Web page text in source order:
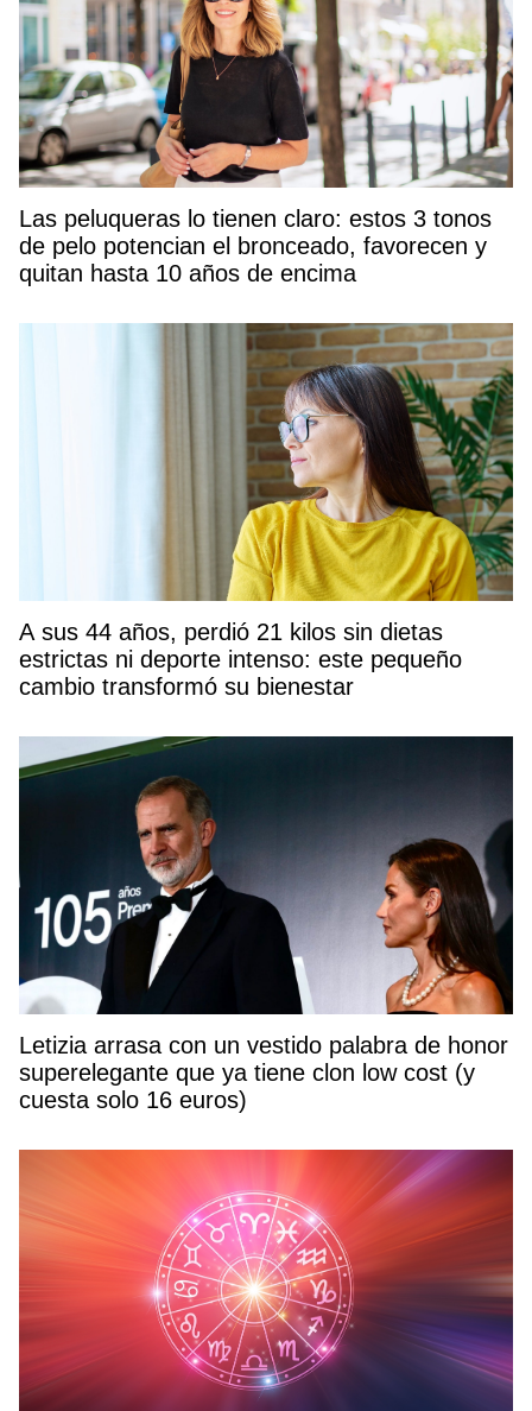
Las peluqueras lo tienen claro: estos 3 tonos
de pelo potencian el bronceado, favorecen y
quitan hasta 10 años de encima
A sus 44 años, perdió 21 kilos sin dietas
estrictas ni deporte intenso: este pequeño
cambio transformó su bienestar
Letizia arrasa con un vestido palabra de honor
superelegante que ya tiene clon low cost (y
cuesta solo 16 euros)